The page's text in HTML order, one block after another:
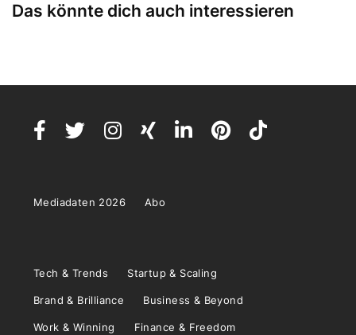
Das könnte dich auch interessieren
Mediadaten 2026 Abo
Tech & Trends Startup & Scaling
Brand & Brilliance Business & Beyond
Work & Winning Finance & Freedom